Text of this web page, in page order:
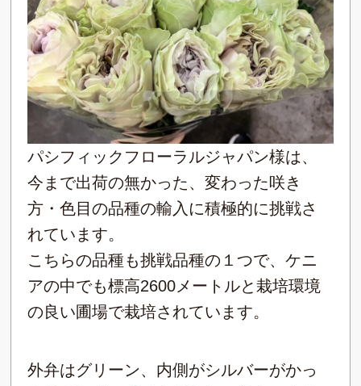
パシフィックフローラルジャパン様は、
今まで出荷の無かった、変わった咲き
方・色目の品種の輸入に積極的に挑戦さ
れています。
こちらの品種も挑戦品種の１つで、ケニ
アの中でも標高2600メートルと栽培環境
の良い圃場で栽培されています。
外弁はグリーン、内側がシルバーがかっ